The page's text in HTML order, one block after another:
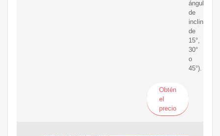
ángulo
de
inclinación
de
15°,
30°
o
45°).
Obtén
el
precio